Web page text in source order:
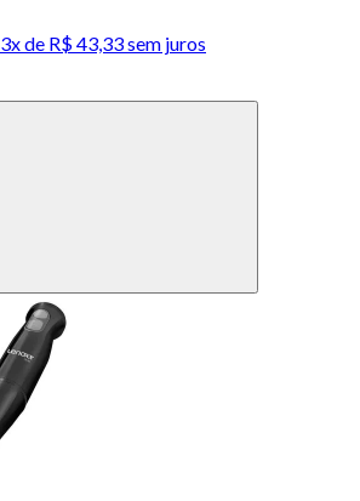
3x de R$ 43,33 sem juros